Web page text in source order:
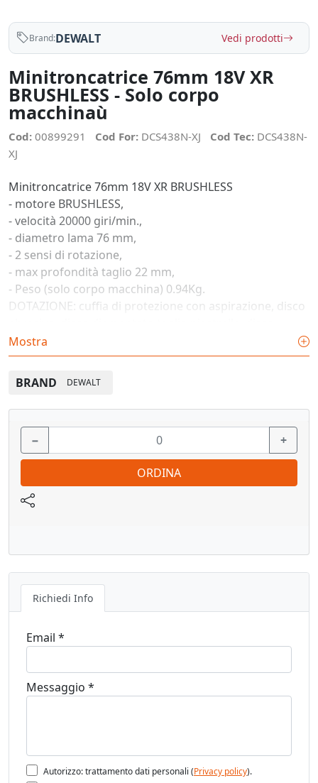
Brand:DEWALT Vedi prodotti
Minitroncatrice 76mm 18V XR
BRUSHLESS - Solo corpo
macchinaù
Cod: 00899291 Cod For: DCS438N-XJ Cod Tec: DCS438N-
XJ
Minitroncatrice 76mm 18V XR BRUSHLESS
- motore BRUSHLESS,
- velocità 20000 giri/min.,
- diametro lama 76 mm,
- 2 sensi di rotazione,
- max profondità taglio 22 mm,
- Peso (solo corpo macchina) 0.94Kg.
DOTAZIONE: cuffia di protezione con aspirazione, disco
diamantato multimaterial, chiave di servizio. in scatola
di cartona
Mostra
BRAND DEWALT
− +
ORDINA
Richiedi Info
Email *
Messaggio *
Autorizzo: trattamento dati personali (Privacy policy).